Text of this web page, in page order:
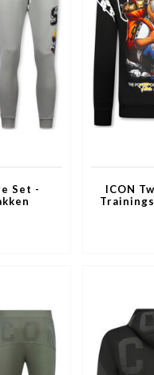
Set -
- 089 -
ICON